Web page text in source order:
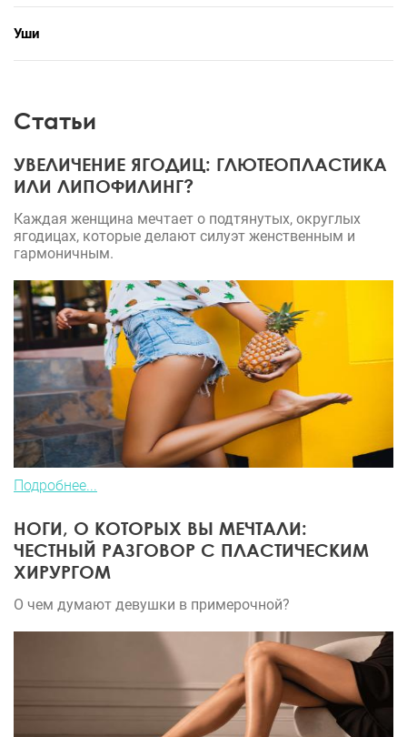
Уши
Статьи
УВЕЛИЧЕНИЕ ЯГОДИЦ: ГЛЮТЕОПЛАСТИКА
ИЛИ ЛИПОФИЛИНГ?
Каждая женщина мечтает о подтянутых, округлых
ягодицах, которые делают силуэт женственным и
гармоничным.
Подробнее...
НОГИ, О КОТОРЫХ ВЫ МЕЧТАЛИ:
ЧЕСТНЫЙ РАЗГОВОР С ПЛАСТИЧЕСКИМ
ХИРУРГОМ
О чем думают девушки в примерочной?